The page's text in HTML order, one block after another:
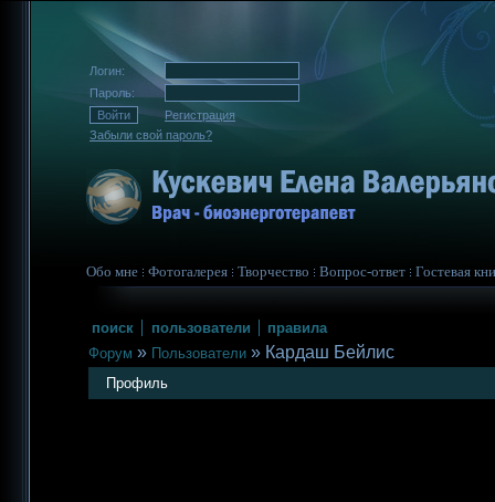
Логин:
Пароль:
Регистрация
Забыли свой пароль?
Обо мне Фотогалерея Творчество Вопрос-ответ Гостевая
поиск пользователи
правила
Форум » Пользователи » Кардаш Бейлис
Профиль